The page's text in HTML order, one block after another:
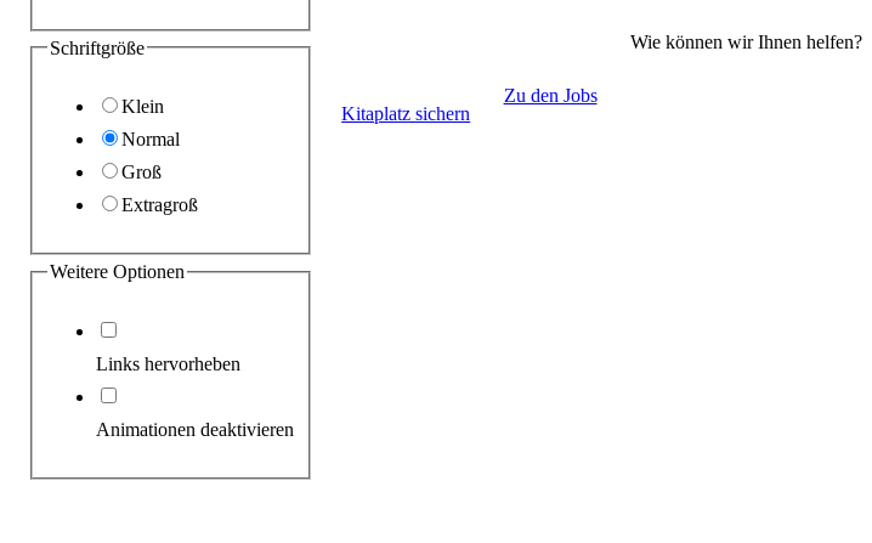
Schriftgröße
Klein
Normal
Groß
Extragroß
Weitere Optionen
Links hervorheben
Animationen deaktivieren
Kitaplatz sichern
Zu den Jobs
Wie können wir Ihnen helfen?